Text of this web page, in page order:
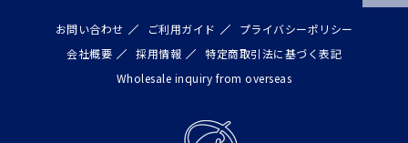
お問い合わせ ご利用ガイド
プライバシーポリシー
会社概要
採用情報
特定商取引法に基づく表記
Wholesale inquiry from overseas